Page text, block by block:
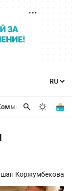
Бизнес
Коржумбекова